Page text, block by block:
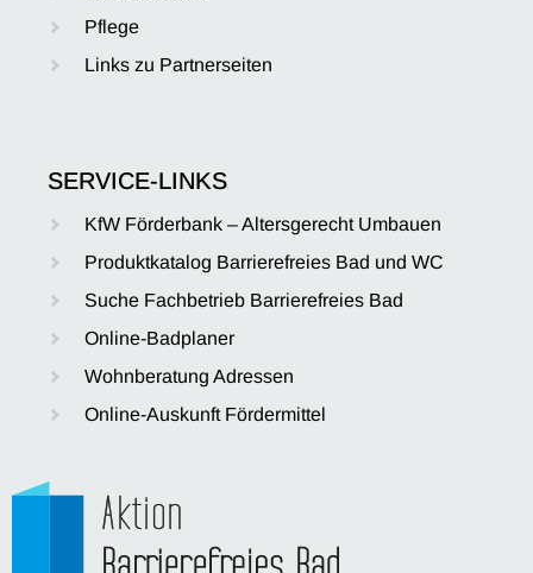
Pflege
Links zu Partnerseiten
SERVICE-LINKS
KfW Förderbank – Altersgerecht Umbauen
Produktkatalog Barrierefreies Bad und WC
Suche Fachbetrieb Barrierefreies Bad
Online-Badplaner
Wohnberatung Adressen
Online-Auskunft Fördermittel